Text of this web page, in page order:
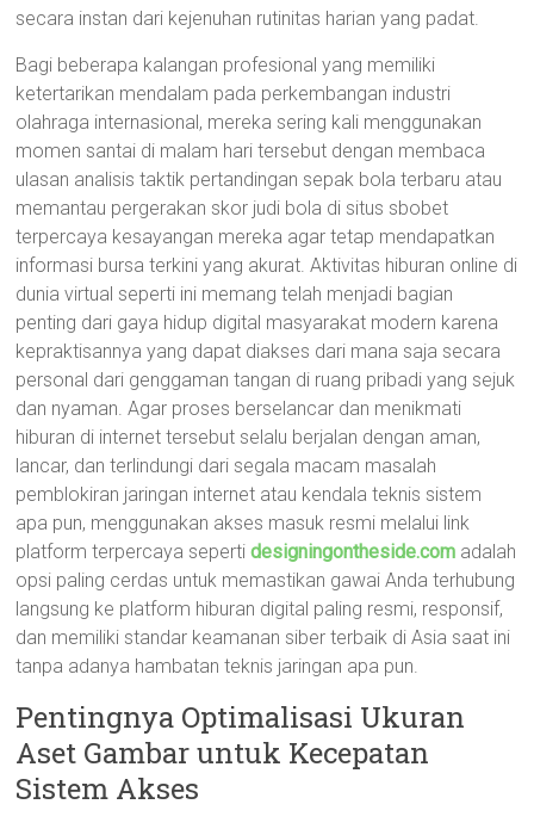
secara instan dari kejenuhan rutinitas harian yang padat.
Bagi beberapa kalangan profesional yang memiliki
ketertarikan mendalam pada perkembangan industri
olahraga internasional, mereka sering kali menggunakan
momen santai di malam hari tersebut dengan membaca
ulasan analisis taktik pertandingan sepak bola terbaru atau
memantau pergerakan skor judi bola di situs sbobet
terpercaya kesayangan mereka agar tetap mendapatkan
informasi bursa terkini yang akurat. Aktivitas hiburan online di
dunia virtual seperti ini memang telah menjadi bagian
penting dari gaya hidup digital masyarakat modern karena
kepraktisannya yang dapat diakses dari mana saja secara
personal dari genggaman tangan di ruang pribadi yang sejuk
dan nyaman. Agar proses berselancar dan menikmati
hiburan di internet tersebut selalu berjalan dengan aman,
lancar, dan terlindungi dari segala macam masalah
pemblokiran jaringan internet atau kendala teknis sistem
apa pun, menggunakan akses masuk resmi melalui link
platform terpercaya sepertidesigningontheside.com adalah
opsi paling cerdas untuk memastikan gawai Anda terhubung
langsung ke platform hiburan digital paling resmi, responsif,
dan memiliki standar keamanan siber terbaik di Asia saat ini
tanpa adanya hambatan teknis jaringan apa pun.
Pentingnya Optimalisasi Ukuran
Aset Gambar untuk Kecepatan
Sistem Akses